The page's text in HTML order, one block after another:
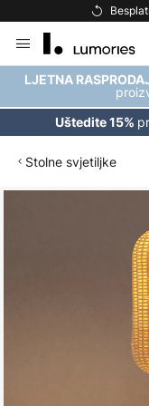
to
Content
LJETNA
Uštedite 15%
Stolne svjetiljke